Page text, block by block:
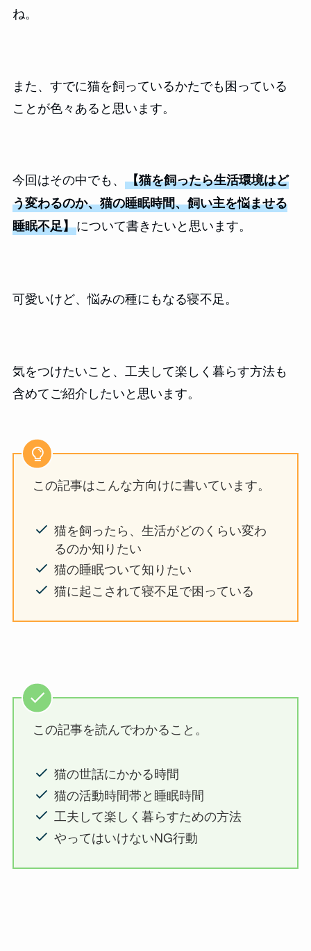
ね。
また、すでに猫を飼っているかたでも困っている
ことが色々あると思います。
今回はその中でも、 【猫を飼ったら生活環境はど
う変わるのか、猫の睡眠時間、飼い主を悩ませる
睡眠不足】について書きたいと思います。
可愛いけど、悩みの種にもなる寝不足。
気をつけたいこと、工夫して楽しく暮らす方法も
含めてご紹介したいと思います。
この記事はこんな方向けに書いています。
猫を飼ったら、生活がどのくらい変わ
るのか知りたい
猫の睡眠ついて知りたい
猫に起こされて寝不足で困っている
この記事を読んでわかること。
猫の世話にかかる時間
猫の活動時間帯と睡眠時間
工夫して楽しく暮らすための方法
やってはいけないNG行動